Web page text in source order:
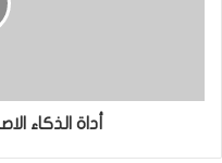
أداة الذكاء